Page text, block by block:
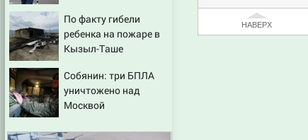
НАВЕРХ
По факту гибели
ребенка на пожаре в
Кызыл-Таше
уголовное дело
Собянин: три БПЛА
уничтожено над
Москвой